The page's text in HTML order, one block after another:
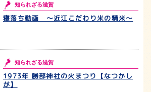
知られざる滋賀
寝落ち動画 〜近江こだわり米の精米〜
知られざる滋賀
1973年 勝部神社の火まつり【なつかし
が】